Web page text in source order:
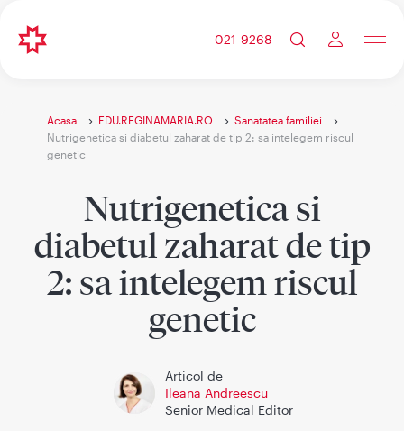
021 9268
Acasa EDU.REGINAMARIA.RO
Sanatatea familiei
Nutrigenetica si diabetul zaharat de tip 2: sa intelegem riscul
genetic
Nutrigenetica si
diabetul zaharat de tip
2: sa intelegem riscul
genetic
Articol de
Ileana Andreescu
Senior Medical Editor